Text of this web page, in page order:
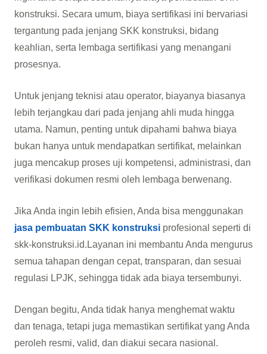
konstruksi. Secara umum, biaya sertifikasi ini bervariasi
tergantung pada jenjang SKK konstruksi, bidang
keahlian, serta lembaga sertifikasi yang menangani
prosesnya.
Untuk jenjang teknisi atau operator, biayanya biasanya
lebih terjangkau dari pada jenjang ahli muda hingga
utama. Namun, penting untuk dipahami bahwa biaya
bukan hanya untuk mendapatkan sertifikat, melainkan
juga mencakup proses uji kompetensi, administrasi, dan
verifikasi dokumen resmi oleh lembaga berwenang.
Jika Anda ingin lebih efisien, Anda bisa menggunakan
jasa pembuatan SKK konstruksiprofesional seperti di
skk-konstruksi.id.Layanan ini membantu Anda mengurus
semua tahapan dengan cepat, transparan, dan sesuai
regulasi LPJK, sehingga tidak ada biaya tersembunyi.
Dengan begitu, Anda tidak hanya menghemat waktu
dan tenaga, tetapi juga memastikan sertifikat yang Anda
peroleh resmi, valid, dan diakui secara nasional.